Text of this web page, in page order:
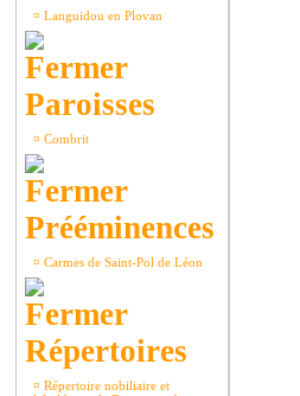
¤ Languidou en Plovan
Paroisses
¤ Combrit
Prééminences
¤ Carmes de Saint-Pol de Léon
Répertoires
¤ Répertoire nobiliaire et